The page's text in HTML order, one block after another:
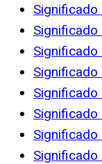
Significado
Significado
Significado
Significado
Significado
Significado
Significado
Significado